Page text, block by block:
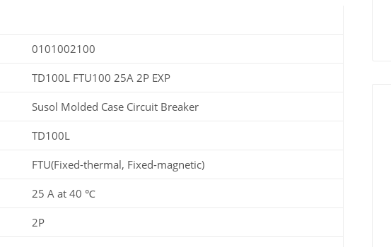
0101002100
TD100L FTU100 25A 2P EXP
Susol Molded Case Circuit Breaker
TD100L
FTU(Fixed-thermal, Fixed-magnetic)
25 A at 40 ℃
2P